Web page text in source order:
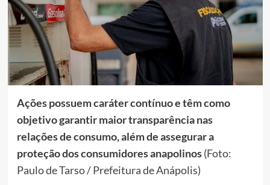
Ações possuem caráter contínuo e têm como
objetivo garantir maior transparência nas
relações de consumo, além de assegurar a
proteção dos consumidores anapolinos (Foto:
Paulo de Tarso / Prefeitura de Anápolis)